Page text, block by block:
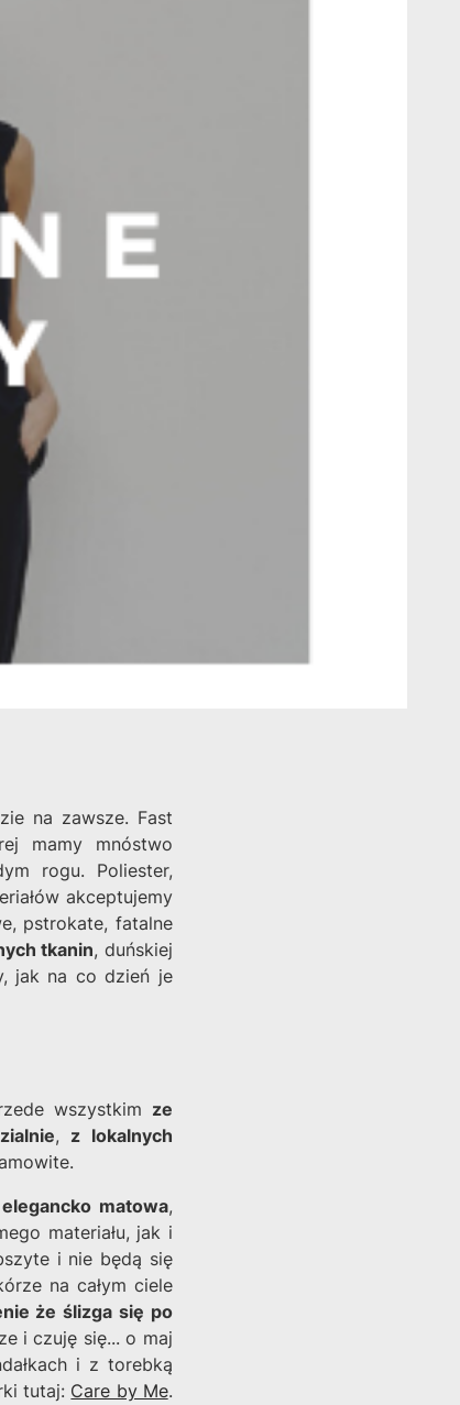
na zawsze. Fast
mamy mnóstwo
rogu. Poliester,
akceptujemy
pstrokate, fatalne
tkanin, duńskiej
jak na co dzień je
wszystkim ze
, z lokalnych
elegancko matowa,
materiału, jak i
i nie będą się
na całym ciele
że ślizga się po
i czuję się... o maj
i z torebką
tutaj: Care by Me.